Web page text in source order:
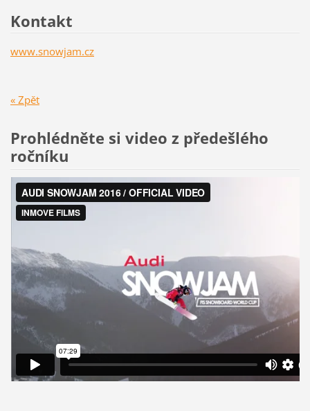
Kontakt
www.snowjam.cz
« Zpět
Prohlédněte si video z předešlého
ročníku